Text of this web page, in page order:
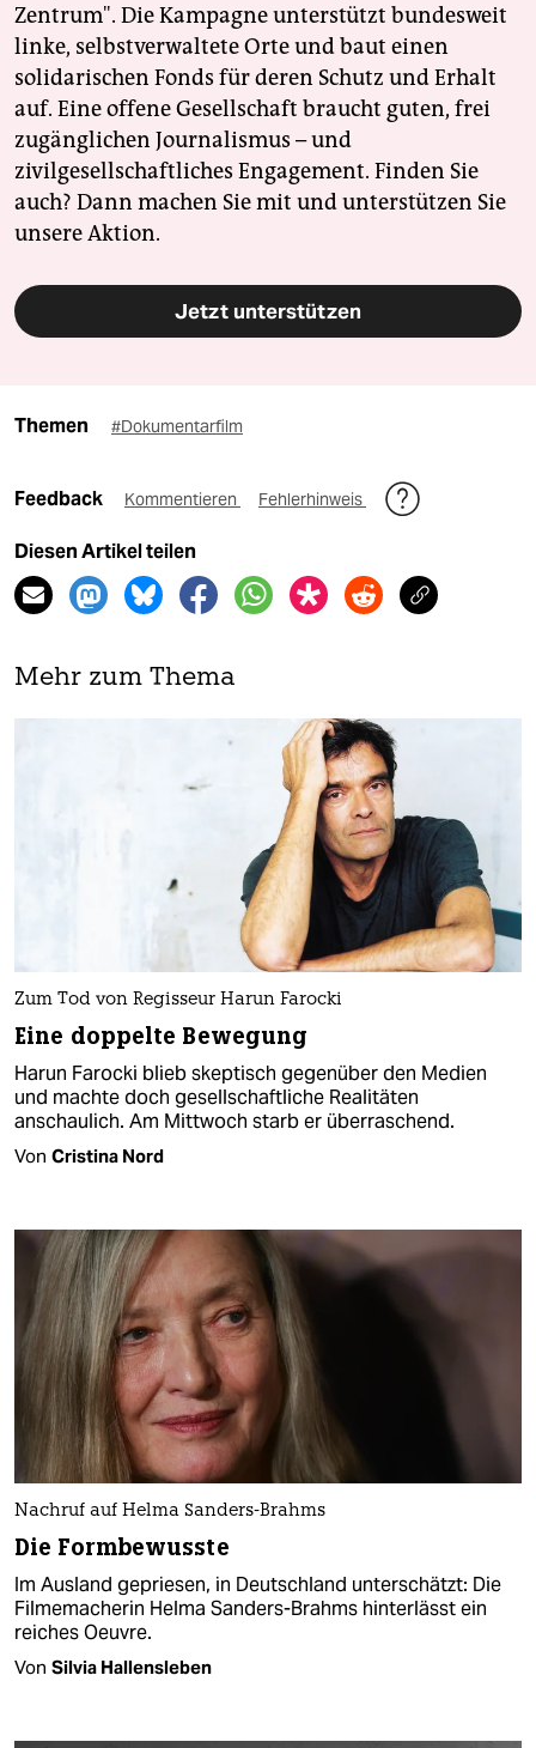
Zentrum". Die Kampagne unterstützt bundesweit
linke, selbstverwaltete Orte und baut einen
solidarischen Fonds für deren Schutz und Erhalt
auf. Eine offene Gesellschaft braucht guten, frei
zugänglichen Journalismus – und
zivilgesellschaftliches Engagement. Finden Sie
auch? Dann machen Sie mit und unterstützen Sie
unsere Aktion.
Jetzt unterstützen
Themen #Dokumentarfilm
Feedback Kommentieren Fehlerhinweis
Diesen Artikel teilen
Mehr zum Thema
Zum Tod von Regisseur Harun Farocki
Eine doppelte Bewegung
Harun Farocki blieb skeptisch gegenüber den Medien
und machte doch gesellschaftliche Realitäten
anschaulich. Am Mittwoch starb er überraschend.
Von Cristina Nord
Nachruf auf Helma Sanders-Brahms
Die Formbewusste
Im Ausland gepriesen, in Deutschland unterschätzt: Die
Filmemacherin Helma Sanders-Brahms hinterlässt ein
reiches Oeuvre.
Von Silvia Hallensleben